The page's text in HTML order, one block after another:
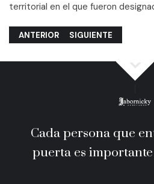
territorial en el que fueron
ARTÍCULO ANTERIOR: EL
ANTERIOR ARTÍCULO
SIGUIENTE
Cada persona que
puerta es